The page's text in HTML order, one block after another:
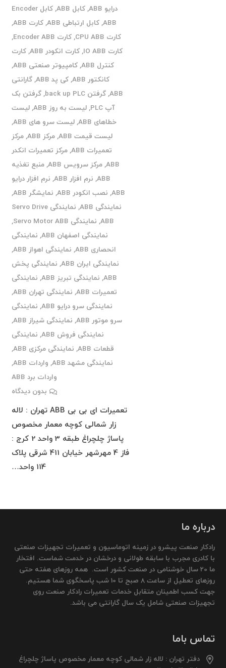
درایو ABB
,کابل ABB ,
کابل Encoder
ABB
,کابل ارتباطی ABB ,کارت ABB
,
کارت CPU ABB
,کارت Encoder ABB
,
کارت IO ABB
,کارت انکودر ABB ,کارت
کنترل ABB
,کامپیوتر صنعتی ABB
,
کانکتور ABB
,کی پد ABB ,گارانتی
ABB
,گرفتن back up PLC ,گرفتن بک
آپ PLC
,لیست به روز ABB ,لیست
خطاهای ABB
,لیست سرو های ABB
,
لیست قیمت ABB
,مرکز ABB ,مرکز
تعمیرات ABB
,مرکز تعمیرات انکدر
ABB
,مرکز سرویس ABB ,منبع تغذیه
ABB
, نرم افزار ABB , نرم افزار درایو
ABB
, نصب انکودر ABB , نمایشگر ABB
,
نمایندگی ABB
,
نمایندگی Servo Drive
ABB
, نمایندگی Servo Motor ABB
,
نمایندگی اصفهان ABB
, نمایندگی
انحصاری ABB
, نمایندگی اهواز ABB
,
نمایندگی ایران ABB
, نمایندگی پخش
ABB
, نمایندگی تبریز ABB , نمایندگی
تعمیرات ABB
, نمایندگی تهران ABB
,
نمایندگی سرو درایو ABB
, نمایندگی
سرو موتور ABB
, نمایندگی شیراز ABB
,
نمایندگی فروش ABB
, نمایندگی
قطعات ABB
, نمایندگی مرکزی ABB
,
نمایندگی مشهد ABB
, واردات ABB
,
واردات برد ABB
بدون دیدگاه
تعمیرات ای بی بی ABB تهران : لاله
زار شمالی کوچه معمار مخصوص
پاساژ چلچراغ طبقه 3 واحد 2 کرج :
فاز 4 مهرشهر خیابان 411 شرقی پلاک
114 واحد…
درباره ما
رادکار صنعت پیشرو در زمینه اتوماسیون و تعمیرات تجهیزات صنعتی
با کادری مجرب با سابقه طولانی و درخشان در خدمت شماست. افتخار
ما 20 سال خوشنامی در صنعت کشور است. همه روزهای هفته حتی
روزهای تعطیل از ساعت 8 صبح تا 10 شب پاسخگوی شما هستیم.
جهت کسب اطمینان متقابل خدمات تعمیرات رادکار صنعت روی
تجهیزات صنعتی شامل یک سال گارانتی می باشد.
تماس باما
دفتر تهران : لاله زار شمالی کوچه معمار مخصوص پاساژ چلچراغ